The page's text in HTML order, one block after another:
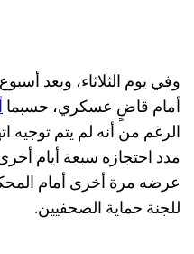
وفي يوم الثلاثاء، وبعد
أمام قاضٍ عسكري، حسبما
الرغم من أنه لم يتم توجيه
مدد احتجازه سبعة أيام
عرضه مرة أخرى أمام
للجنة حماية الصحفيين.